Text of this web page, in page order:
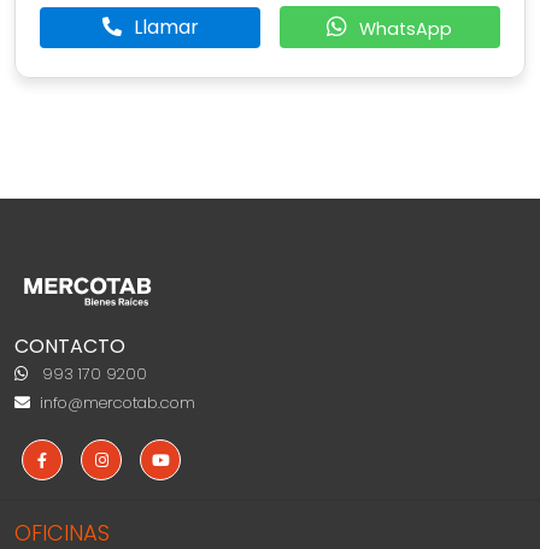
Llamar WhatsApp
CONTACTO
993 170 9200
info@mercotab.com
OFICINAS